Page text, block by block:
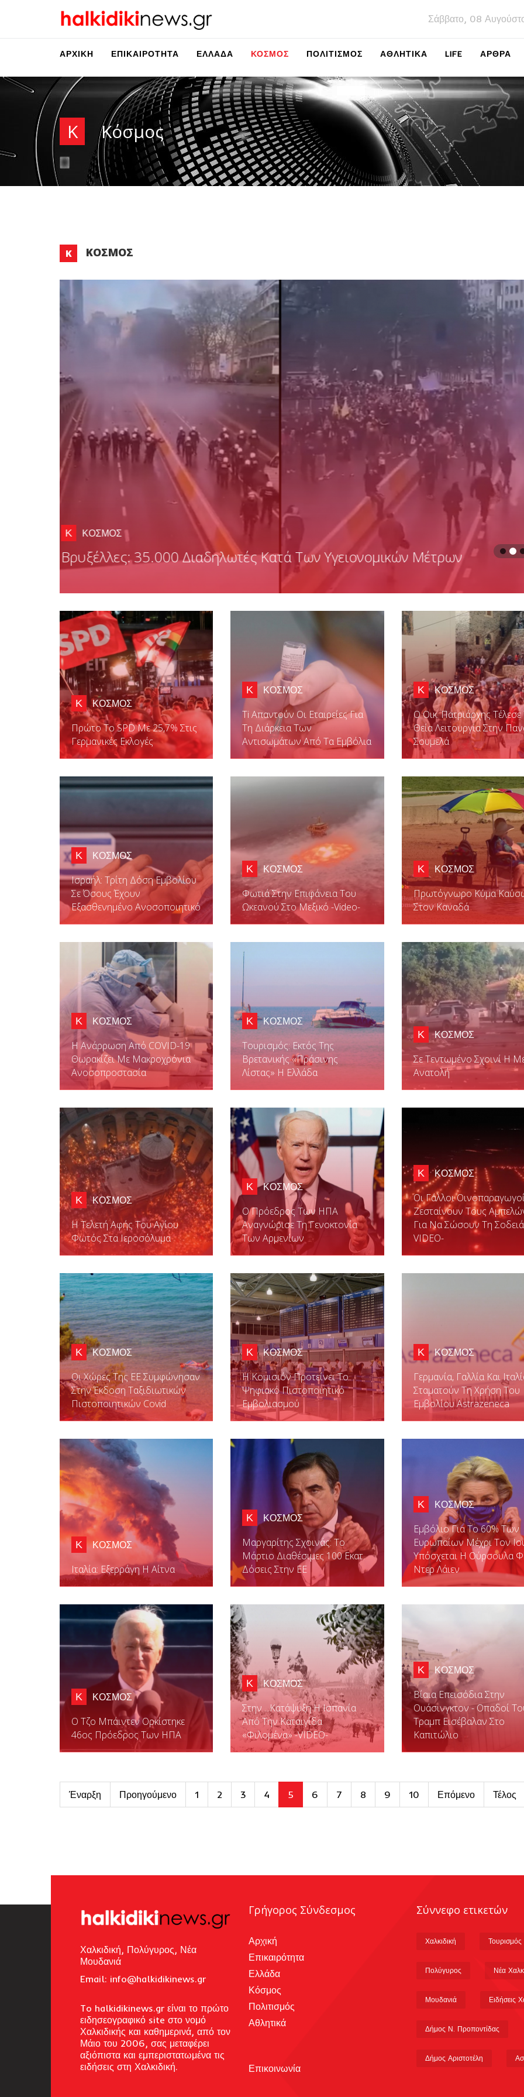
Σάββατο, 08
ΑΡΧΙΚΉ ΕΠΙΚΑΙΡΌΤΗΤΑ ΕΛΛΆΔΑ ΚΌΣΜΟΣ ΠΟΛΙΤΙΣΜΌΣ ΑΘΛΗΤΙΚΆ LIFE ΑΡΘΡΑ
Κ Κόσμος
Κ ΚΌΣΜΟΣ
ΚΟΣΜΟΣ
Πόλη Του Μεξικού: Παγκόσμιο Ρεκόρ Γκίνες Για Τα Περισσότερα
Δωρεάν WiFi Σημεία Παγκοσμίως
Κ ΚΟΣΜΟΣ
Πρώτο Το SPD Με 25,7% Στις
Γερμανικές Εκλογές
Κ ΚΟΣΜΟΣ
Ti Απαντούν Οι Εταιρείες Για
Τη Διάρκεια Των
Αντισωμάτων Από Τα Εμβόλια
Κ ΚΟΣΜΟΣ
Ο Οικ. Πατριάρχης Τέλεσε
Θεία Λειτουργία Στην
Σουμελά
Κ ΚΟΣΜΟΣ
Ισραήλ: Τρίτη Δόση Εμβολίου
Σε Όσους Έχουν
Εξασθενημένο Ανοσοποιητικό
Κ ΚΟΣΜΟΣ
Φωτιά Στην Επιφάνεια Του
Ωκεανού Στο Μεξικό -video-
Κ ΚΟΣΜΟΣ
Πρωτόγνωρο Κύμα
Στον Καναδά
Κ ΚΟΣΜΟΣ
Η Ανάρρωση Από COVID-19
Θωρακίζει Με Μακροχρόνια
Ανοσοπροστασία
Κ ΚΟΣΜΟΣ
Τουρισμός: Εκτός Της
Βρετανικής «πράσινης
Λίστας» Η Ελλάδα
Κ ΚΟΣΜΟΣ
Σε Τεντωμένο Σχοινί Η
Ανατολή
Κ ΚΟΣΜΟΣ
Η Τελετή Αφής Του Αγίου
Φωτός Στα Ιεροσόλυμα
Κ ΚΟΣΜΟΣ
Ο Πρόεδρος Των ΗΠΑ
Αναγνώρισε Τη Γενοκτονία
Των Αρμενίων
Κ ΚΟΣΜΟΣ
Οι Γάλλοι
Ζεσταίνουν Τους
Για Να Σώσουν Τη
VIDEO-
Κ ΚΟΣΜΟΣ
Οι Χώρες Της ΕΕ Συμφώνησαν
Στην Έκδοση Ταξιδιωτικών
Πιστοποιητικών Covid
Κ ΚΟΣΜΟΣ
Η Κομισιόν Προτείνει Το
Ψηφιακό Πιστοποιητικό
Εμβολιασμού
Κ ΚΟΣΜΟΣ
Γερμανία, Γαλλία Και
Σταματούν Τη Χρήση Του
Εμβολίου Astrazeneca
Κ ΚΟΣΜΟΣ
Ιταλία: Εξερράγη Η Αίτνα
Κ ΚΟΣΜΟΣ
Μαργαρίτης Σχοινάς: Το
Μάρτιο Διαθέσιμες 100 Εκατ.
Δόσεις Στην ΕΕ
Κ ΚΟΣΜΟΣ
Εμβόλιο Για Το 60% Των
Ευρωπαίων Μέχρι Τον
Υπόσχεται Η Ούρσουλα
Ντερ Λάιεν
Κ ΚΟΣΜΟΣ
Ο Τζο Μπάιντεν Ορκίστηκε
46ος Πρόεδρος Των ΗΠΑ
Κ ΚΟΣΜΟΣ
Στην ...κατάψυξη Η Ισπανία
Από Την Καταιγίδα
«Φιλομένα» -VIDEO-
Κ ΚΟΣΜΟΣ
Βίαια Επεισόδια Στην
Ουάσινγκτον - Οπαδοί
Τραμπ Εισέβαλαν Στο
Καπιτώλιο
Έναρξη Προηγούμενο 1 2 3 4 5 6 7 8 9 10 Επόμενο Τέλος
Χαλκιδική, Πολύγυρος, Νέα
Μουδανιά
Email: info@halkidikinews.gr
To halkidikinews.gr είναι το πρώτο
ειδησεογραφικό site στο νομό
Χαλκιδικής και καθημερινά, από τον
Μάιο του 2006, σας μεταφέρει
αξιόπιστα και εμπεριστατωμένα τις
ειδήσεις στη Χαλκιδική.
Γρήγορος Σύνδεσμος
Αρχική
Επικαιρότητα
Ελλάδα
Κόσμος
Πολιτισμός
Αθλητικά
Επικοινωνία
Σύννεφο ετικετών
Χαλκιδική Τουρισμός
Πολύγυρος Νέα
Μουδανιά Ειδήσεις
Δήμος Ν. Προποντίδας
Δήμος Αριστοτέλη